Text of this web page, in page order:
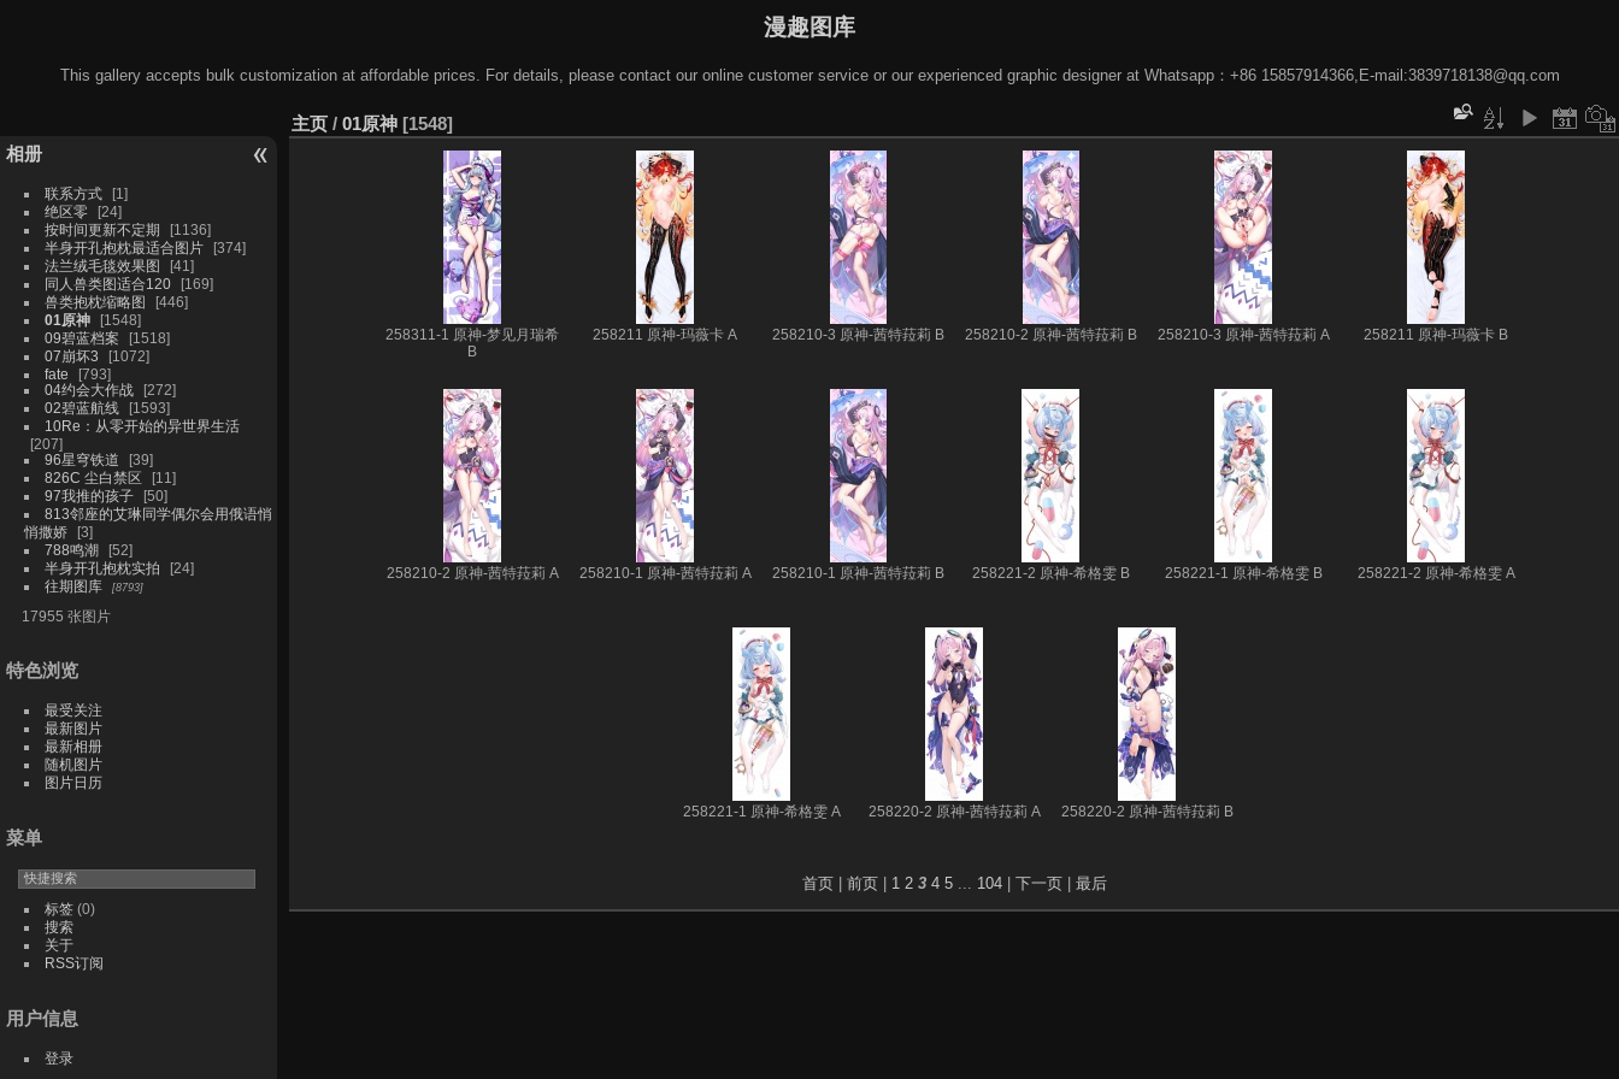
漫趣图库
This gallery accepts bulk customization at affordable prices. For details, please contact our online customer service or our experienced graphic designer at Whatsapp：+86 15857914366,E-mail:3839718138@qq.com
相册
联系方式
1
绝区零
24
按时间更新不定期
1136
半身开孔抱枕最适合图片
374
法兰绒毛毯效果图
41
同人兽类图适合120
169
兽类抱枕缩略图
446
01原神
1548
09碧蓝档案
1518
07崩坏3
1072
fate
793
04约会大作战
272
02碧蓝航线
1593
10Re：从零开始的异世界生活
207
96星穹铁道
39
826C 尘白禁区
11
97我推的孩子
50
813邻座的艾琳同学偶尔会用俄语悄
悄撒娇
3
788鸣潮
52
半身开孔抱枕实拍
24
往期图库
8793
17955 张图片
特色浏览
最受关注
最新图片
最新相册
随机图片
图片日历
菜单
标签(0)
搜索
关于
RSS订阅
用户信息
登录
主页 / 01原神 1548
258311-1 原神-梦见月瑞希
B
258211 原神-玛薇卡 A 258210-3 原神-茜特菈莉 B 258210-2 原神-茜特菈莉 B 258210-3 原神-茜特菈莉 A 258211 原神-玛薇卡 B
258210-2 原神-茜特菈莉 A 258210-1 原神-茜特菈莉 A 258210-1 原神-茜特菈莉 B 258221-2 原神-希格雯 B 258221-1 原神-希格雯 B 258221-2 原神-希格雯 A
258221-1 原神-希格雯 A 258220-2 原神-茜特菈莉 A 258220-2 原神-茜特菈莉 B
首页| 前页| 1 2 3 4 5... 104 下一页 最后